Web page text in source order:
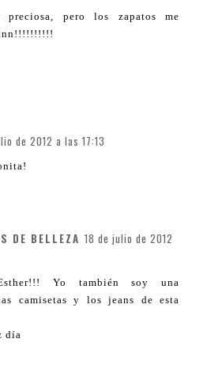
preciosa, pero los zapatos me
de 2012 a las 17:13
DE BELLEZA 18 de julio de 2012
Yo también soy una
camisetas y los jeans de esta
día